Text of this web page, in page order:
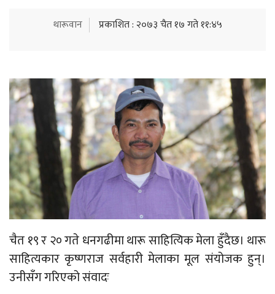
थारूवान प्रकाशित : २०७३ चैत १७ गते ११:४५
चैत १९ र २० गते धनगढीमा थारू साहित्यिक मेला हुँदैछ। थारू
साहित्यकार कृष्णराज सर्वहारी मेलाका मूल संयोजक हुन्।
उनीसँग गरिएको संवादः